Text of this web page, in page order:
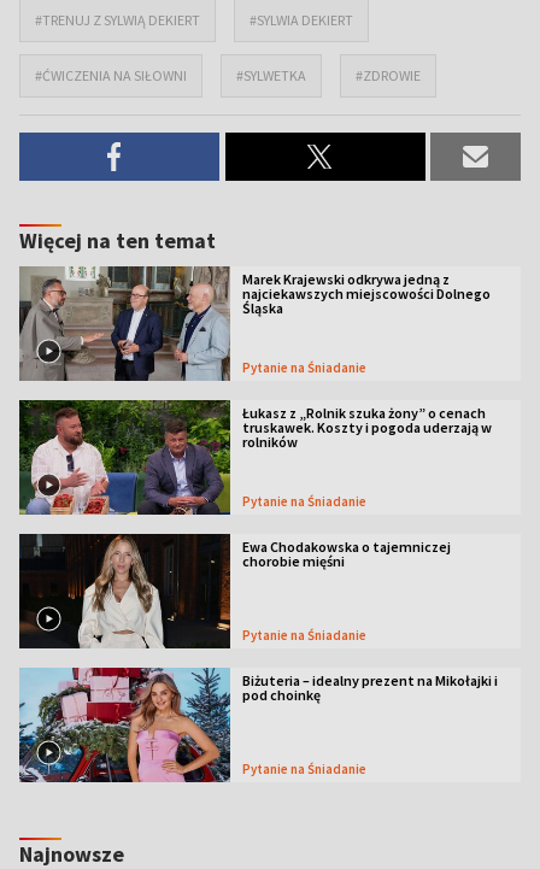
#TRENUJ Z SYLWIĄ DEKIERT #SYLWIA DEKIERT
#ĆWICZENIA NA SIŁOWNI #SYLWETKA #ZDROWIE
Więcej na ten temat
Marek Krajewski odkrywa jedną z
najciekawszych miejscowości Dolnego
Śląska
Pytanie na Śniadanie
Łukasz z „Rolnik szuka żony” o cenach
truskawek. Koszty i pogoda uderzają w
rolników
Pytanie na Śniadanie
Ewa Chodakowska o tajemniczej
chorobie mięśni
Pytanie na Śniadanie
Biżuteria – idealny prezent na Mikołajki i
pod choinkę
Pytanie na Śniadanie
Najnowsze